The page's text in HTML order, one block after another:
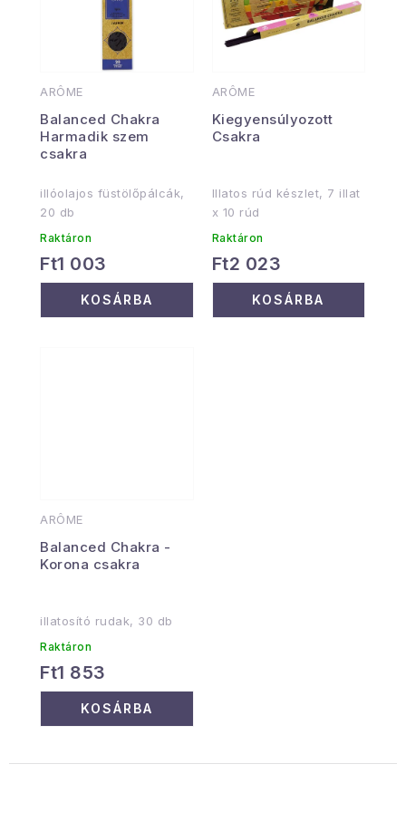
ARÔME
Balanced Chakra
Harmadik szem
csakra
illóolajos füstölőpálcák,
20 db
Raktáron
Ft1 003
KOSÁRBA
ARÔME
Kiegyensúlyozott
Csakra
Illatos rúd készlet, 7 illat
x 10 rúd
Raktáron
Ft2 023
KOSÁRBA
ARÔME
Balanced Chakra -
Korona csakra
illatosító rudak, 30 db
Raktáron
Ft1 853
KOSÁRBA